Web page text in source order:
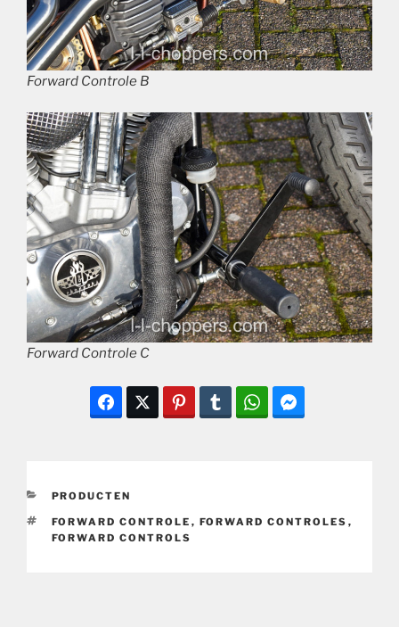
Forward Controle B
Forward Controle C
CATEGORIEËN
PRODUCTEN
TAGS
FORWARD CONTROLE , FORWARD CONTROLES ,
FORWARD CONTROLS